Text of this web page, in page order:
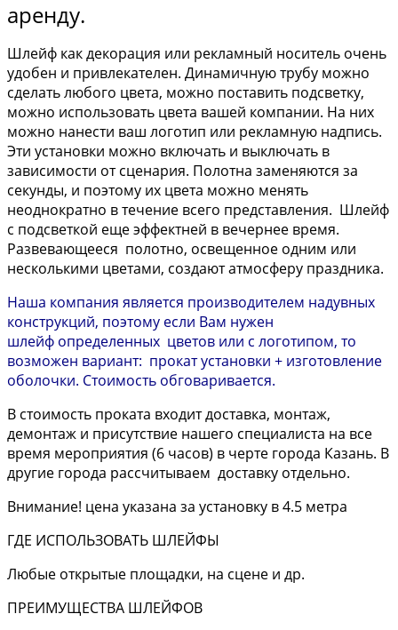
аренду.
Шлейф как декорация или рекламный носитель очень
удобен и привлекателен. Динамичную трубу можно
сделать любого цвета, можно поставить подсветку,
можно использовать цвета вашей компании. На них
можно нанести ваш логотип или рекламную надпись.
Эти установки можно включать и выключать в
зависимости от сценария. Полотна заменяются за
секунды, и поэтому их цвета можно менять
неоднократно в течение всего представления. Шлейф
с подсветкой еще эффектней в вечернее время.
Развевающееся полотно, освещенное одним или
несколькими цветами, создают атмосферу праздника.
Наша компания является производителем надувных
конструкций, поэтому если Вам нужен
шлейф определенных цветов или с логотипом, то
возможен вариант: прокат установки + изготовление
оболочки. Стоимость обговаривается.
В стоимость проката входит доставка, монтаж,
демонтаж и присутствие нашего специалиста на все
время мероприятия (6 часов) в черте города Казань. В
другие города рассчитываем доставку отдельно.
Внимание! цена указана за установку в 4.5 метра
ГДЕ ИСПОЛЬЗОВАТЬ ШЛЕЙФЫ
Любые открытые площадки, на сцене и др.
ПРЕИМУЩЕСТВА ШЛЕЙФОВ